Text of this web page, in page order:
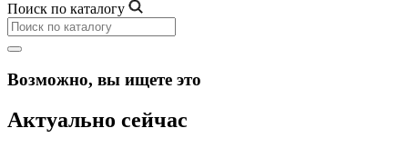
Поиск по каталогу
Возможно, вы ищете это
Актуально сейчас